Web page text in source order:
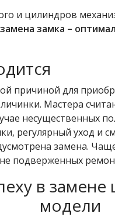
и цилиндров
замка –
причиной для
Мастера
несущественных
регулярный уход и
замена.
подверженных
в
модели